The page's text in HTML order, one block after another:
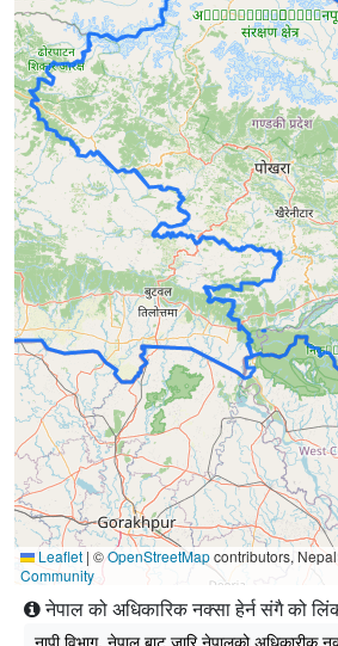
Leaflet | ©OpenStreetMapcontributors,
Community
नेपाल को अधिकारिक नक्सा हेर्न संगै को